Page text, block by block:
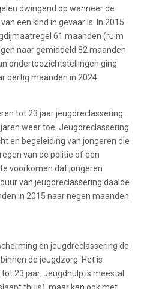
dwingend op wanneer de
een kind in gevaar is. In 2015
61 maanden (ruim
naar gemiddeld 82 maanden
ondertoezichtstellingen ging
dertig maanden in 2024.
tot 23 jaar jeugdreclassering.
weer toe. Jeugdreclassering
en begeleiding van jongeren die
van de politie of een
voorkomen dat jongeren
van jeugdreclassering daalde
in 2015 naar negen maanden
en jeugdreclassering de
de jeugdzorg. Het is
23 jaar. Jeugdhulp is meestal
thuis), maar kan ook met